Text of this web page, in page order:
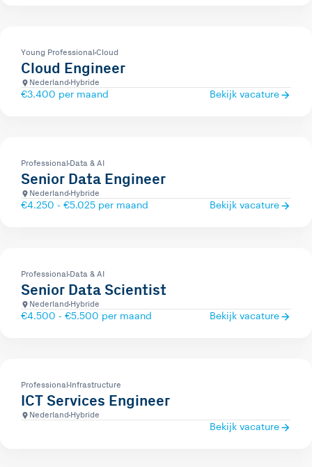
Young Professional Cloud
Cloud Engineer
Nederland Hybride
€3.400 per maand Bekijk vacature
Professional Data & AI
Senior Data Engineer
Nederland Hybride
€4.250 - €5.025 per maand Bekijk vacature
Professional Data & AI
Senior Data Scientist
Nederland Hybride
€4.500 - €5.500 per maand Bekijk vacature
Professional Infrastructure
ICT Services Engineer
Nederland Hybride
Bekijk vacature